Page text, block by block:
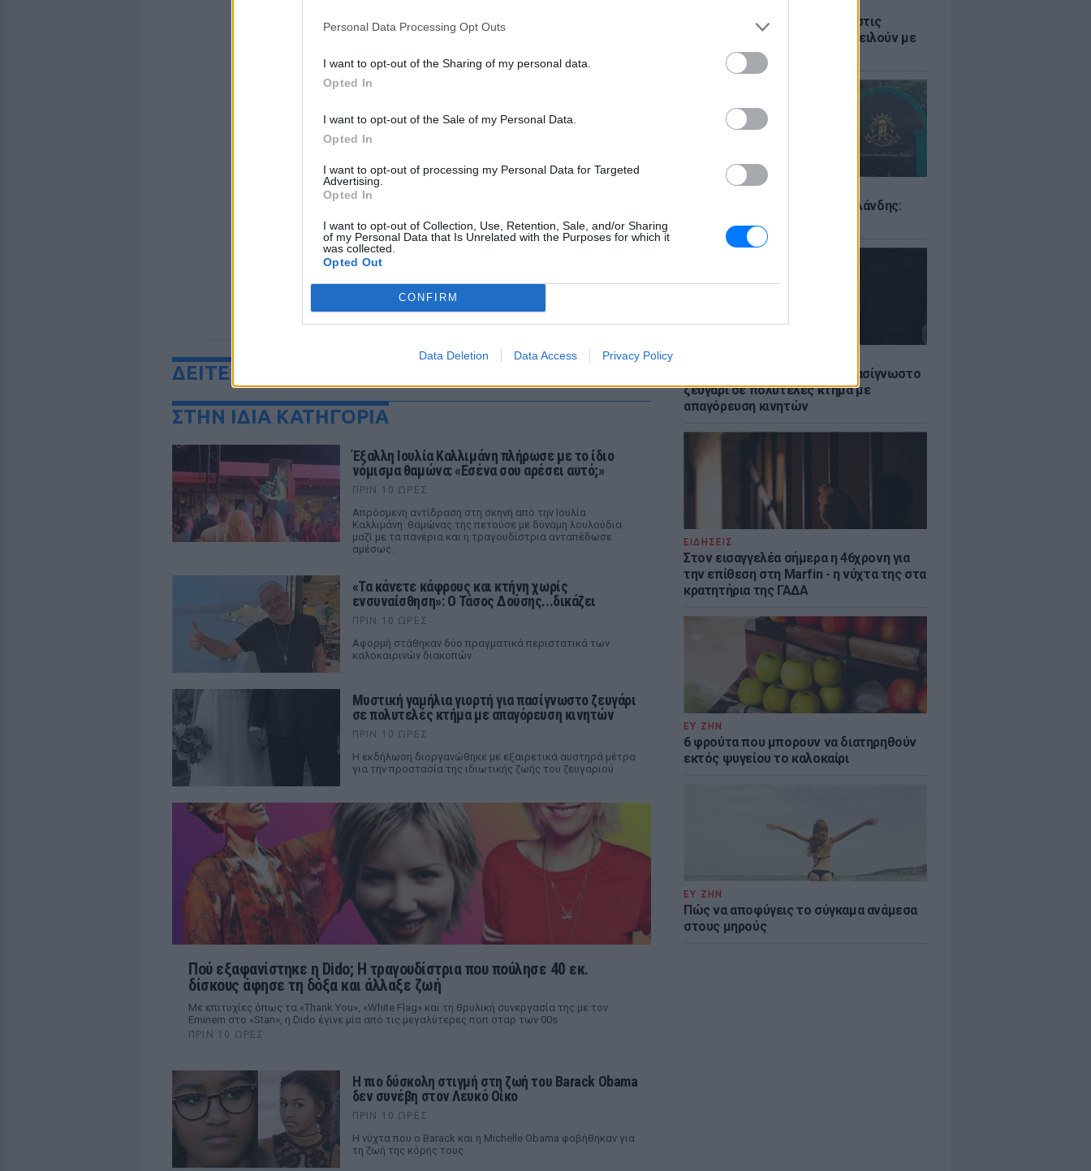
Personal Data Processing Opt Outs
I want to opt-out of the Sharing of my personal data.
Opted In
I want to opt-out of the Sale of my Personal Data.
Opted In
I want to opt-out of processing my Personal Data for Targeted
Advertising.
Opted In
I want to opt-out of Collection, Use, Retention, Sale, and/or Sharing
of my Personal Data that Is Unrelated with the Purposes for which it
was collected.
Opted Out
CONFIRM
Data Deletion Data Access Privacy Policy
Γονικές παροχές: Οι παγίδες στις
μεταφορές χρημάτων που απειλούν με
ΕΙΔΗΣΕΙΣ
Μακελειό σε σχολείο της Ταϊλάνδης:
Μαθητής άνοιξε πυρ
Μυστική γαμήλια γιορτή για πασίγνωστο
ζευγάρι σε πολυτελές κτήμα με
απαγόρευση κινητών
ΕΙΔΗΣΕΙΣ
Στον εισαγγελέα σήμερα η 46χρονη για
την επίθεση στη Marfin - η νύχτα της στα
κρατητήρια της ΓΑΔΑ
ΕΥ ΖΗΝ
6 φρούτα που μπορουν να διατηρηθούν
εκτός ψυγείου το καλοκαίρι
ΕΥ ΖΗΝ
Πώς να αποφύγεις το σύγκαμα ανάμεσα
στους μηρούς
ΔΕΙΤΕ ΕΠΙΣΗΣ
ΣΤΗΝ ΙΔΙΑ ΚΑΤΗΓΟΡΙΑ
Έξαλλη Ιουλία Καλλιμάνη πλήρωσε με το ίδιο
νόμισμα θαμώνα: «Εσένα σου αρέσει αυτό;»
ΠΡΙΝ 10 ΏΡΕΣ
Απρόσμενη αντίδραση στη σκηνή από την Ιουλία
Καλλιμάνη: θαμώνας της πετούσε με δύναμη λουλούδια
μαζί με τα πανέρια και η τραγουδίστρια ανταπέδωσε
αμέσως.
«Τα κάνετε κάφρους και κτήνη χωρίς
ενσυναίσθηση»: Ο Τάσος Δούσης...δικάζει
ΠΡΙΝ 10 ΏΡΕΣ
Αφορμή στάθηκαν δύο πραγματικά περιστατικά των
καλοκαιρινών διακοπών
Μυστική γαμήλια γιορτή για πασίγνωστο ζευγάρι
σε πολυτελές κτήμα με απαγόρευση κινητών
ΠΡΙΝ 10 ΏΡΕΣ
Η εκδήλωση διοργανώθηκε με εξαιρετικά αυστηρά μέτρα
για την προστασία της ιδιωτικής ζωής του ζευγαριού
Πού εξαφανίστηκε η Dido; Η τραγουδίστρια που πούλησε 40 εκ.
δίσκους άφησε τη δόξα και άλλαξε ζωή
Με επιτυχίες όπως τα «Thank You», «White Flag» και τη θρυλική συνεργασία της με τον
Eminem στο «Stan», η Dido έγινε μία από τις μεγαλύτερες ποπ σταρ των 00s
ΠΡΙΝ 10 ΏΡΕΣ
Η πιο δύσκολη στιγμή στη ζωή του Barack Obama
δεν συνέβη στον Λευκό Οίκο
ΠΡΙΝ 10 ΏΡΕΣ
Η νύχτα που ο Barack και η Michelle Obama φοβήθηκαν για
τη ζωή της κόρης τους